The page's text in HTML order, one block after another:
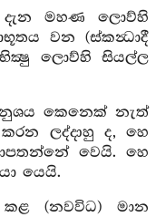
දැන මහණ ලොව්හි
වන (ස්කන්‍ධාදී
ලොව්හි සියල්ල
කෙනෙක් නැත්
ලද්දාහු ද, හෙ
වෙයි. හෙ
යෙයි.
කළ (නවවිධ) මාන